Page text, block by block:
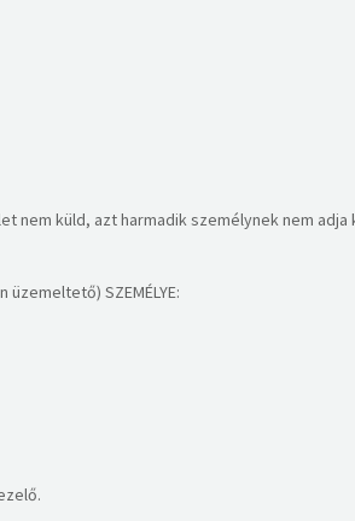
küld, azt harmadik személynek nem adja
SZEMÉLYE: